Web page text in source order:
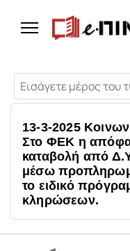
Εισάγετε μέρος του
13-3-2025
Στο ΦΕΚ η
καταβολή από
μέσω
το ειδικό
κληρώσεων.